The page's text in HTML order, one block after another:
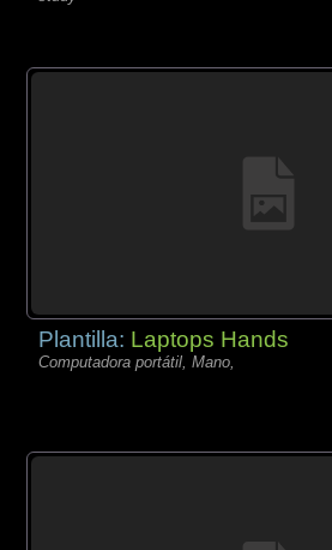
Plantilla: Laptops Hands
Computadora portátil, Mano,